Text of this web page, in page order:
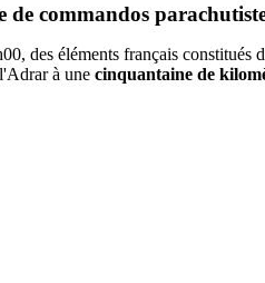
de commandos
des éléments français constitués
à une cinquantaine de